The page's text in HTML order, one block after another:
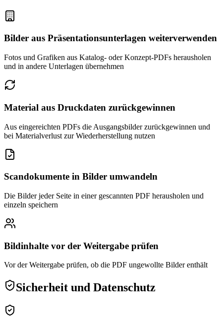
Bilder aus Präsentationsunterlagen weiterverwenden
Fotos und Grafiken aus Katalog- oder Konzept-PDFs herausholen
und in andere Unterlagen übernehmen
Material aus Druckdaten zurückgewinnen
Aus eingereichten PDFs die Ausgangsbilder zurückgewinnen und
bei Materialverlust zur Wiederherstellung nutzen
Scandokumente in Bilder umwandeln
Die Bilder jeder Seite in einer gescannten PDF herausholen und
einzeln speichern
Bildinhalte vor der Weitergabe prüfen
Vor der Weitergabe prüfen, ob die PDF ungewollte Bilder enthält
Sicherheit und Datenschutz